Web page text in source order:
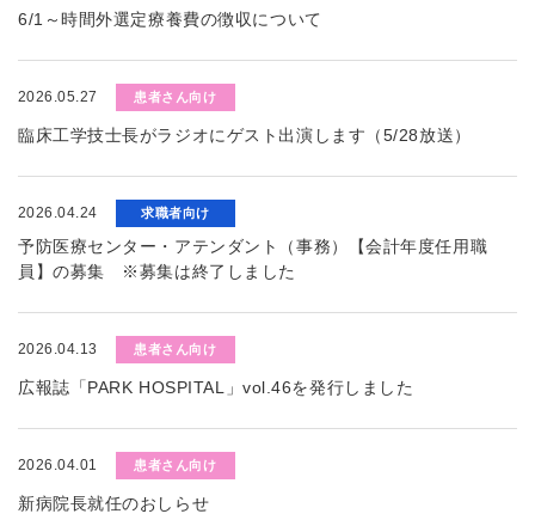
6/1～時間外選定療養費の徴収について
2026.05.27 患者さん向け
臨床工学技士長がラジオにゲスト出演します（5/28放送）
2026.04.24 求職者向け
予防医療センター・アテンダント（事務）【会計年度任用職
員】の募集 ※募集は終了しました
2026.04.13 患者さん向け
広報誌「PARK HOSPITAL」vol.46を発行しました
2026.04.01 患者さん向け
新病院長就任のおしらせ